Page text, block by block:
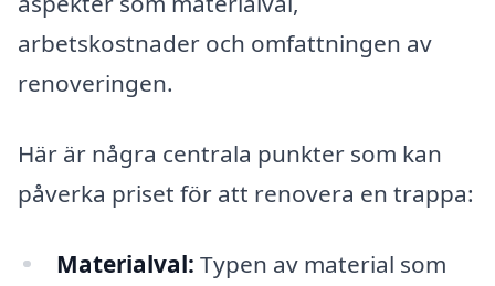
arbetskostnader och omfattningen av
renoveringen.
Här är några centrala punkter som kan
påverka priset för att renovera en trappa:
Materialval: Typen av material som